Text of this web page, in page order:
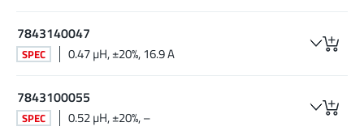
7843140047
SPEC 0.47 µH, ±20%, 16.9 A
7843100055
SPEC 0.52 µH, ±20%, –